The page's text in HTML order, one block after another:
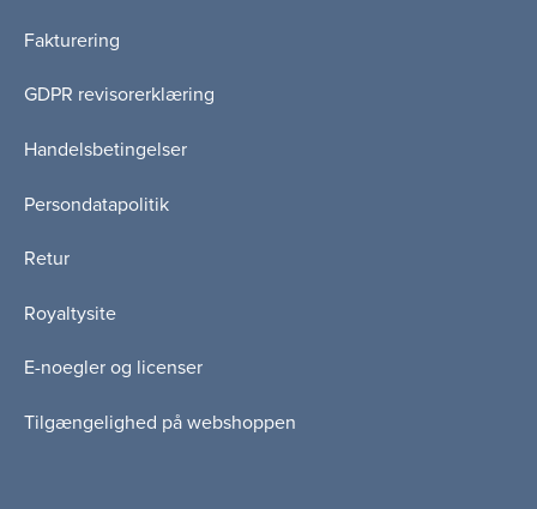
Fakturering
GDPR revisorerklæring
Handelsbetingelser
Persondatapolitik
Retur
Royaltysite
E-noegler og licenser
Tilgængelighed på webshoppen